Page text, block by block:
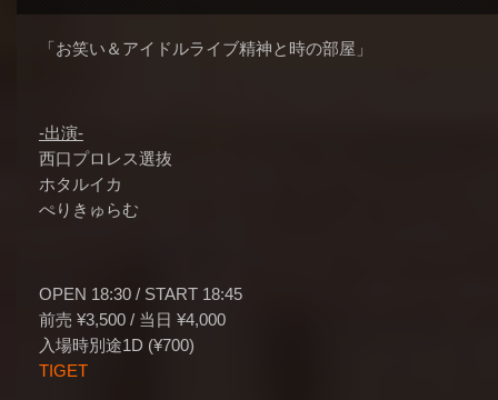
「お笑い＆アイドルライブ精神と時の部屋」
-出演-
西口プロレス選抜
ホタルイカ
ぺりきゅらむ
OPEN 18:30 / START 18:45
前売 ¥3,500 / 当日 ¥4,000
入場時別途1D (¥700)
TIGET